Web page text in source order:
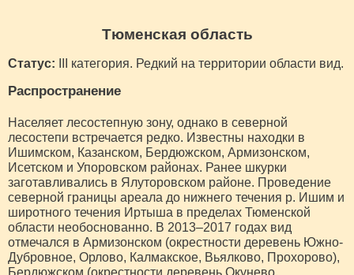
Тюменская область
Статус: III категория. Редкий на территории области вид.
Распространение
Населяет лесостепную зону, однако в северной
лесостепи встречается редко. Известны находки в
Ишимском, Казанском, Бердюжском, Армизонском,
Исетском и Упоровском районах. Ранее шкурки
заготавливались в Ялуторовском районе. Проведение
северной границы ареала до нижнего течения р. Ишим и
широтного течения Иртыша в пределах Тюменской
области необоснованно. В 2013–2017 годах вид
отмечался в Армизонском (окрестности деревень Южно-
Дубровное, Орлово, Калмакское, Вьялково, Прохорово),
Бердюжском (окрестности деревень Окунево,